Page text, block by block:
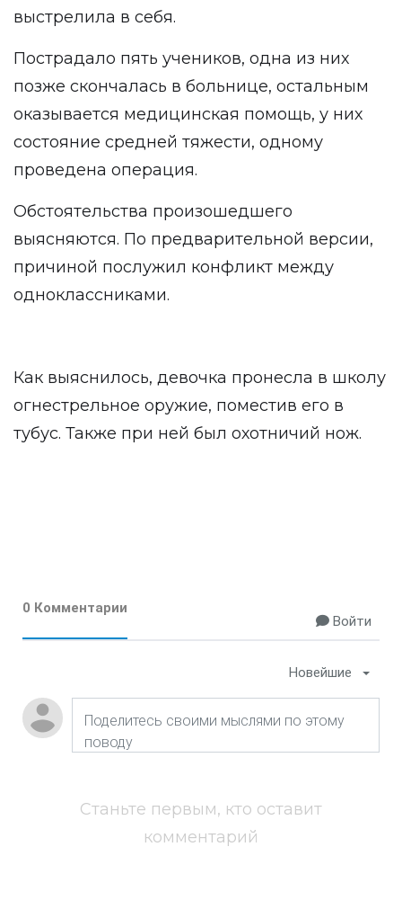
выстрелила в себя.
Пострадало пять учеников, одна из них
позже скончалась в больнице, остальным
оказывается медицинская помощь, у них
состояние средней тяжести, одному
проведена операция.
Обстоятельства произошедшего
выясняются. По предварительной версии,
причиной послужил конфликт между
одноклассниками.
Как выяснилось, девочка пронесла в школу
огнестрельное оружие, поместив его в
тубус. Также при ней был охотничий нож.
0 Комментарии
Войти
Новейшие
Станьте первым, кто оставит
комментарий